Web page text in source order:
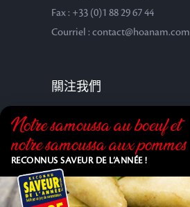
Fax : +33 (0)1 88 29 67 44
Courriel : contact@hoanam.com
關注我們
Notre samoussa au bœuf et
notre samoussa aux pommes
RECONNUS SAVEUR DE L’ANNÉE !